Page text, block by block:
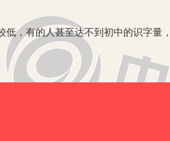
，有的人甚至达不到初中的识字量，
题。在进入中职校园后，由于基础薄
产生厌学的心理。与此同时，他们时常
学生们既存在功利思想又有自卑感。